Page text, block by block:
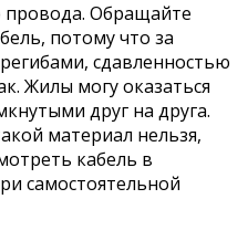
Обращайте
потому что за
сдавленностью
Жилы могу оказаться
друг на друга.
материал нельзя,
кабель в
самостоятельной